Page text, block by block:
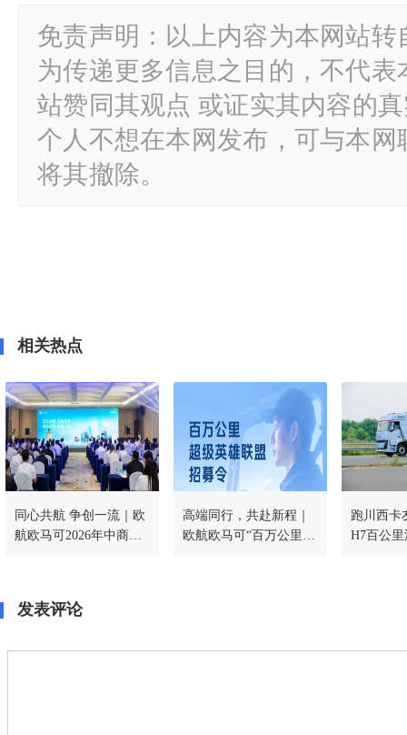
免责声明：以上内容为本网站
为传递更多信息之目的，不代
站赞同其观点 或证实其内容的
个人不想在本网发布，可与本
将其撤除。
相关热点
同心共航 争创一流｜欧
航欧马可2026年中商务
高端同行，共赴新程｜
欧航欧马可“百万公里超
跑川西卡
H7百公里
发表评论